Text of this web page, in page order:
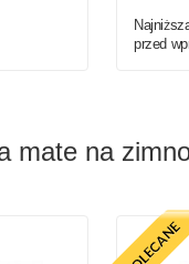
przed
mate na